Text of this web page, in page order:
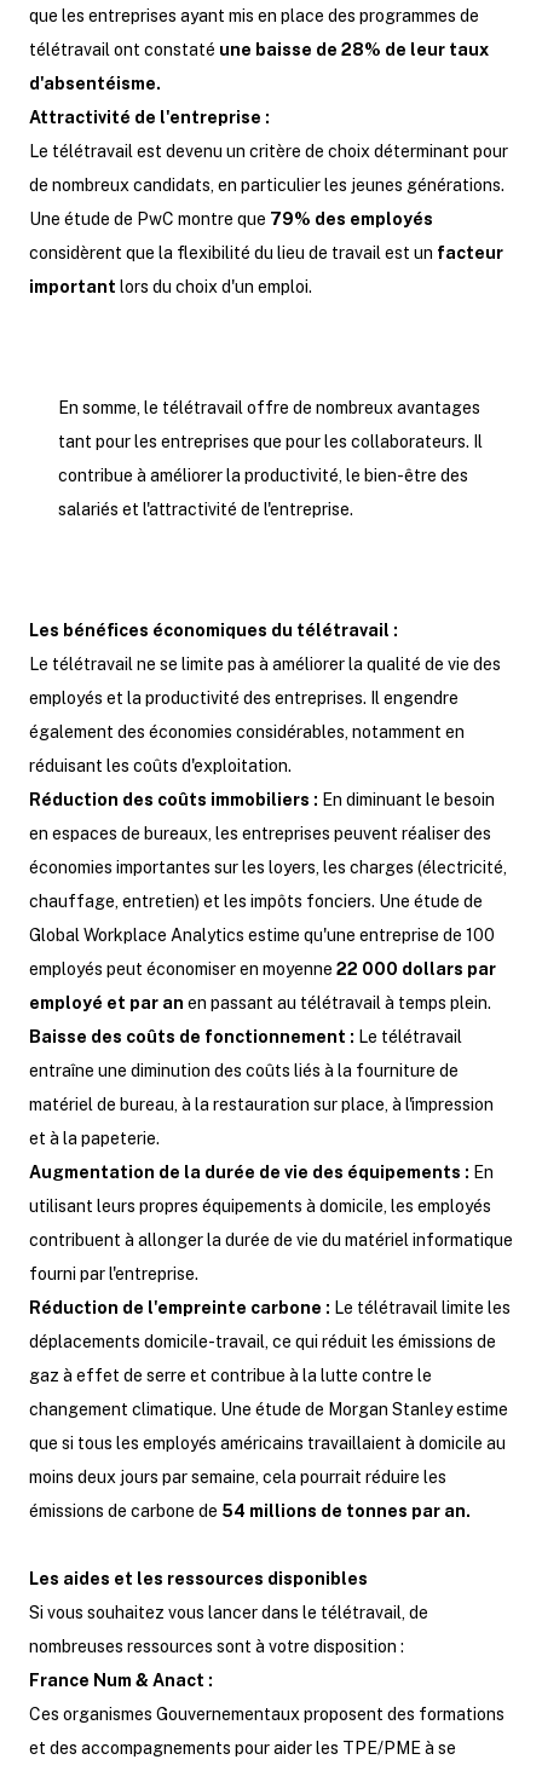
que les entreprises ayant mis en place des programmes de
télétravail ont constaté une baisse de 28% de leur taux
d'absentéisme.
Attractivité de l'entreprise :
Le télétravail est devenu un critère de choix déterminant pour
de nombreux candidats, en particulier les jeunes générations.
Une étude de PwC montre que 79% des employés
considèrent que la flexibilité du lieu de travail est un facteur
important lors du choix d'un emploi.
En somme, le télétravail offre de nombreux avantages
tant pour les entreprises que pour les collaborateurs. Il
contribue à améliorer la productivité, le bien-être des
salariés et l'attractivité de l'entreprise.
Les bénéfices économiques du télétravail :
Le télétravail ne se limite pas à améliorer la qualité de vie des
employés et la productivité des entreprises. Il engendre
également des économies considérables, notamment en
réduisant les coûts d'exploitation.
Réduction des coûts immobiliers : En diminuant le besoin
en espaces de bureaux, les entreprises peuvent réaliser des
économies importantes sur les loyers, les charges (électricité,
chauffage, entretien) et les impôts fonciers. Une étude de
Global Workplace Analytics estime qu'une entreprise de 100
employés peut économiser en moyenne 22 000 dollars par
employé et par an en passant au télétravail à temps plein.
Baisse des coûts de fonctionnement : Le télétravail
entraîne une diminution des coûts liés à la fourniture de
matériel de bureau, à la restauration sur place, à l'impression
et à la papeterie.
Augmentation de la durée de vie des équipements : En
utilisant leurs propres équipements à domicile, les employés
contribuent à allonger la durée de vie du matériel informatique
fourni par l'entreprise.
Réduction de l'empreinte carbone : Le télétravail limite les
déplacements domicile-travail, ce qui réduit les émissions de
gaz à effet de serre et contribue à la lutte contre le
changement climatique. Une étude de Morgan Stanley estime
que si tous les employés américains travaillaient à domicile au
moins deux jours par semaine, cela pourrait réduire les
émissions de carbone de 54 millions de tonnes par an.
Les aides et les ressources disponibles
Si vous souhaitez vous lancer dans le télétravail, de
nombreuses ressources sont à votre disposition :
France Num & Anact :
Ces organismes Gouvernementaux proposent des formations
et des accompagnements pour aider les TPE/PME à se